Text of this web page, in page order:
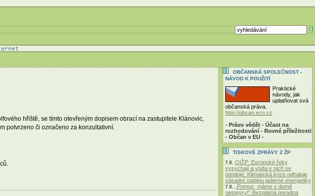
hřiště, se tímto otevřeným dopisem obrací na zastupitele Klánovic,
potvrzeno či označeno za konzultativní.
OBČANSKÁ SPOLEČNOST -
NÁVOD K POUŽITÍ
Praktické
návody, jak
uplatňovat svá
občanská práva.
http://obcan.ecn.cz
- Právo vědět - Účast na
rozhodování - Rovné příležitosti
- Občan v EU -
TISKOVÉ ZPRÁVY Z ŽP
7.8. OIŽP: Evropské řeky
vysychají a voda v nich se
otepluje: Klimatická krize odhaluje
zásadní slabinu jaderné energetiky
7.8.
„Pomoc, máme v domě
netopýry!“ Bezplatná poradna